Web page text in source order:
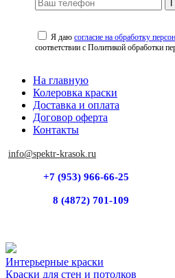
Я даюсогласие на обработку
соответствии с Политикой обработки
На главную
Колеровка краски
Доставка и оплата
Договор оферта
Контакты
info@spektr-krasok.ru
+7 (953) 966-66-25
8 (4872) 701-109
Интерьерные краски
Краски для стен и потолков